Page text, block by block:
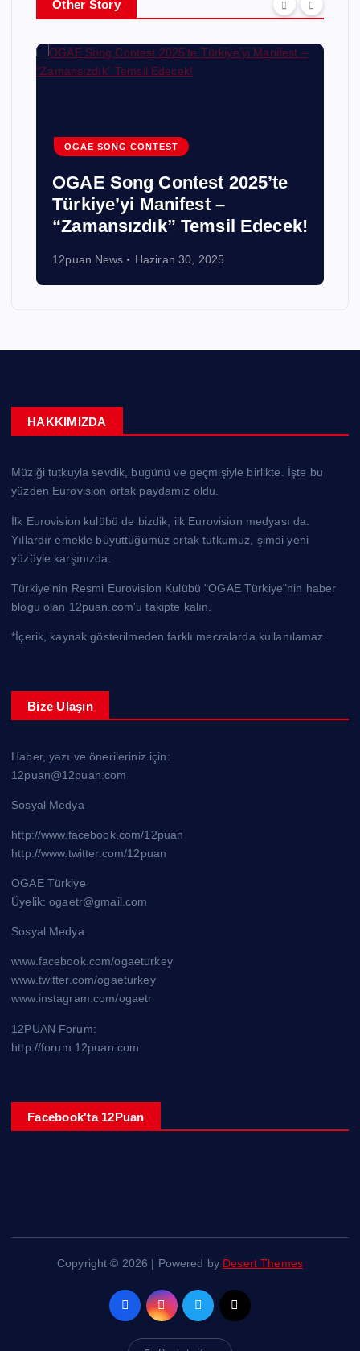
Other Story
OGAE SONG CONTEST
OGAE Song Contest 2025’te
Türkiye’yi Manifest –
“Zamansızdık” Temsil Edecek!
12puan News Haziran 30, 2025
HAKKIMIZDA
Müziği tutkuyla sevdik, bugünü ve geçmişiyle birlikte. İşte bu
yüzden Eurovision ortak paydamız oldu.
İlk Eurovision kulübü de bizdik, ilk Eurovision medyası da.
Yıllardır emekle büyüttüğümüz ortak tutkumuz, şimdi yeni
yüzüyle karşınızda.
Türkiye'nin Resmi Eurovision Kulübü "OGAE Türkiye"nin haber
blogu olan 12puan.com'u takipte kalın.
*İçerik, kaynak gösterilmeden farklı mecralarda kullanılamaz.
Bize Ulaşın
Haber, yazı ve önerileriniz için:
12puan@12puan.com
Sosyal Medya
http://www.facebook.com/12puan
http://www.twitter.com/12puan
OGAE Türkiye
Üyelik: ogaetr@gmail.com
Sosyal Medya
www.facebook.com/ogaeturkey
www.twitter.com/ogaeturkey
www.instagram.com/ogaetr
12PUAN Forum:
http://forum.12puan.com
Facebook'ta 12Puan
Copyright © 2026 | Powered by Desert Themes